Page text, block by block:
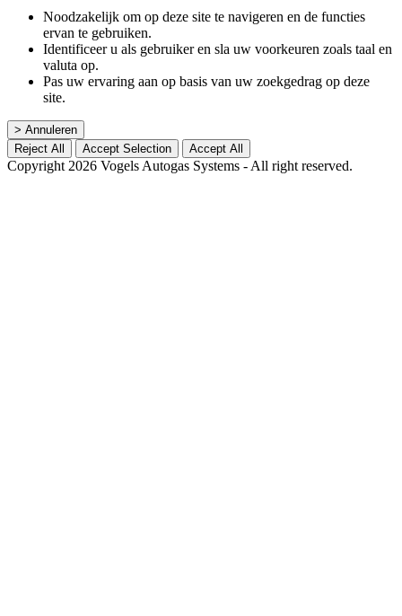
Noodzakelijk om op deze site te navigeren en de functies
ervan te gebruiken.
Identificeer u als gebruiker en sla uw voorkeuren zoals taal en
valuta op.
Pas uw ervaring aan op basis van uw zoekgedrag op deze
site.
> Annuleren
Reject All
Accept Selection Accept All
Copyright 2026 Vogels Autogas Systems - All right reserved.